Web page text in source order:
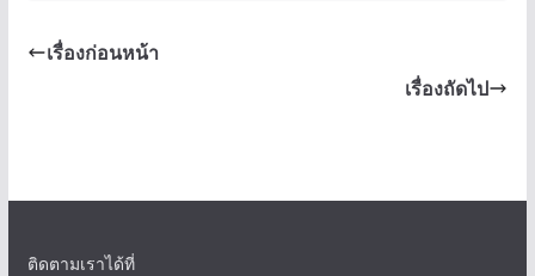
เรื่องก่อนหน้า
เรื่องถัดไป
ติดตามเราได้ที่